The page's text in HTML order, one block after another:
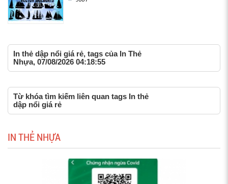
In thẻ dập nổi giá rẻ, tags của In Thẻ
Nhựa, 07/08/2026 04:18:55
Từ khóa tìm kiếm liên quan tags In thẻ
dập nổi giá rẻ
IN THẺ NHỰA